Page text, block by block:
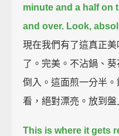
minute and a half on
and over. Look,
現在我們有了這真正
了。完美。不沾鍋、
倒入。這面煎一分半
看，絕對漂亮。放到盤
This is where it gets